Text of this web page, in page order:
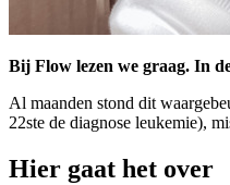
Bij Flow lezen we graag. In
Al maanden stond dit
22ste de diagnose leukemie),
Hier gaat het over